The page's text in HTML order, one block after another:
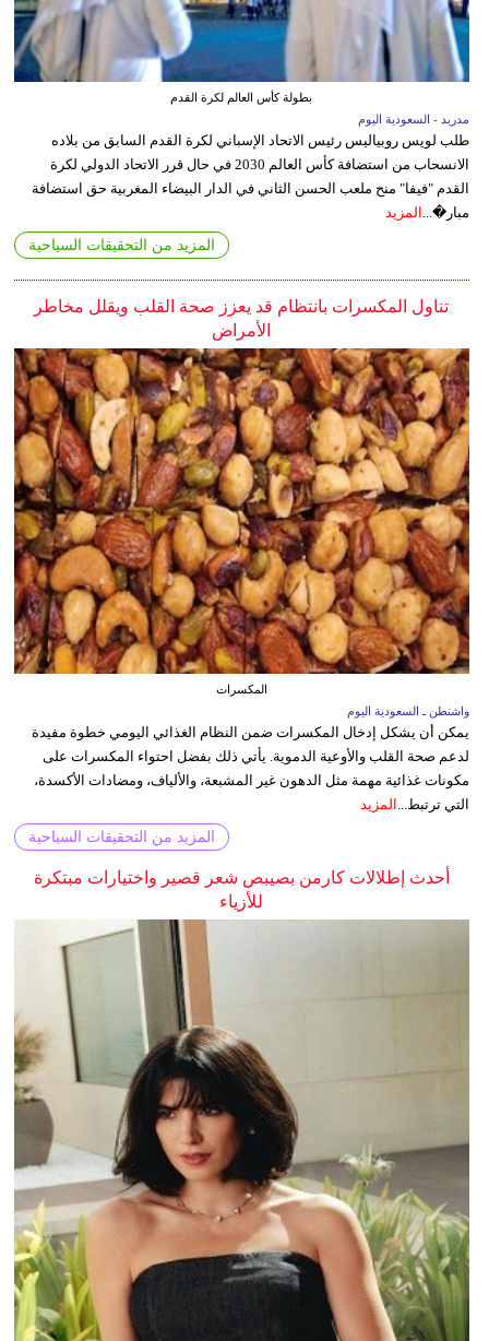
بطولة كأس العالم لكرة القدم
مدريد - السعودية اليوم
طلب لويس روبياليس رئيس الاتحاد الإسباني لكرة القدم السابق من بلاده
الانسحاب من استضافة كأس العالم 2030 في حال قرر الاتحاد الدولي لكرة
القدم "فيفا" منح ملعب الحسن الثاني في الدار البيضاء المغربية حق استضافة
مبار�...
المزيد
المزيد من التحقيقات السياحية
تناول المكسرات بانتظام قد يعزز صحة القلب ويقلل مخاطر
الأمراض
المكسرات
واشنطن ـ السعودية اليوم
يمكن أن يشكل إدخال المكسرات ضمن النظام الغذائي اليومي خطوة مفيدة
لدعم صحة القلب والأوعية الدموية. يأتي ذلك بفضل احتواء المكسرات على
مكونات غذائية مهمة مثل الدهون غير المشبعة، والألياف، ومضادات الأكسدة،
التي ترتبط... المزيد
المزيد من التحقيقات السياحية
أحدث إطلالات كارمن بصيبص شعر قصير واختيارات مبتكرة
للأزياء